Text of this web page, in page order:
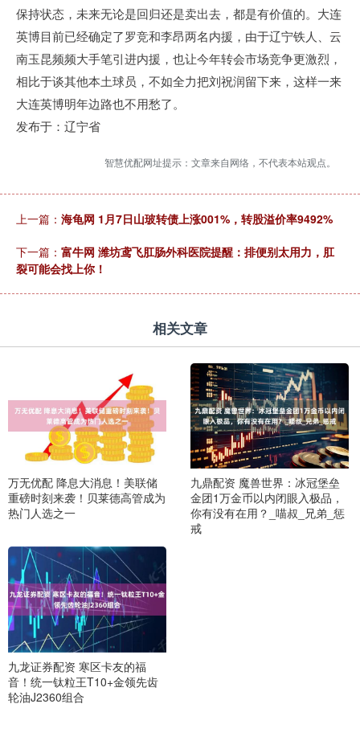
保持状态，未来无论是回归还是卖出去，都是有价值的。大连
英博目前已经确定了罗竞和李昂两名内援，由于辽宁铁人、云
南玉昆频频大手笔引进内援，也让今年转会市场竞争更激烈，
相比于谈其他本土球员，不如全力把刘祝润留下来，这样一来
大连英博明年边路也不用愁了。
发布于：辽宁省
智慧优配网址提示：文章来自网络，不代表本站观点。
上一篇： 海龟网 1月7日山玻转债上涨001%，转股溢价率9492%
下一篇： 富牛网 潍坊鸢飞肛肠外科医院提醒：排便别太用力，肛
裂可能会找上你！
相关文章
万无优配 降息大消息！美联储
重磅时刻来袭！贝莱德高管成为
热门人选之一
九鼎配资 魔兽世界：冰冠堡垒
金团1万金币以内闭眼入极品，
你有没有在用？_喵叔_兄弟_惩
戒
九龙证券配资 寒区卡友的福
音！统一钛粒王T10+金领先齿
轮油J2360组合